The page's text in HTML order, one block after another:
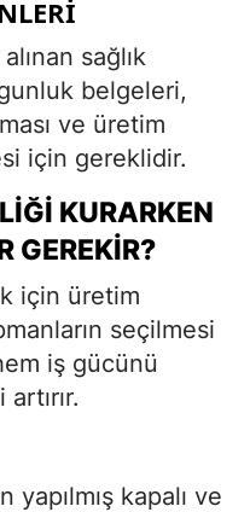
sağlık
belgeleri,
ve üretim
için gereklidir.
KURARKEN
GEREKIR?
için üretim
seçilmesi
iş gücünü
yapılmış kapalı ve